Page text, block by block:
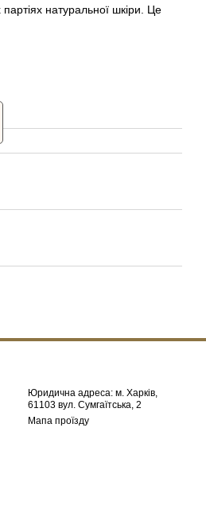
партіях натуральної шкіри. Це
Юридична адреса: м. Харків,
61103 вул. Сумгаїтська, 2
Мапа проїзду